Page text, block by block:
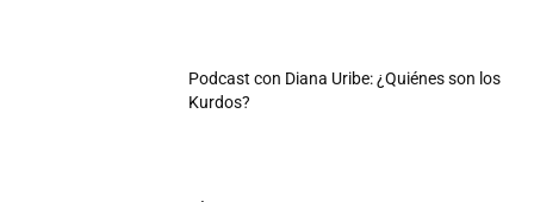
Podcast con Diana Uribe: ¿Quiénes son los
Kurdos?